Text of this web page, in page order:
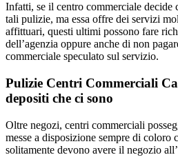
Infatti, se il centro commerciale decide
tali pulizie, ma essa offre dei servizi
affittuari, questi ultimi possono fare
dell’agenzia oppure anche di non
commerciale speculato sul servizio.
Pulizie Centri Commerciali
depositi che ci sono
Oltre negozi, centri commerciali
messe a disposizione sempre di coloro
solitamente devono avere il negozio